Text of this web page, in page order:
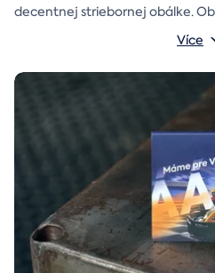
decentnej striebornej obálke.
objaví až po chvíľke napätiaVíce